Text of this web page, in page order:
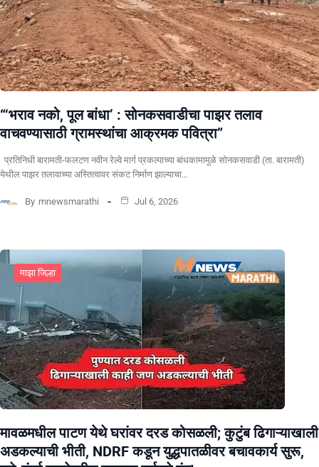
“‘भराव नको, पूल बांधा’ : सोनकसवाडीचा पाझर तलाव
वाचवण्यासाठी ग्रामस्थांचा आक्रमक पवित्रा”
प्रतिनिधी बारामती-फलटण नवीन रेल्वे मार्ग प्रकल्पाच्या बांधकामामुळे सोनकसवाडी (ता. बारामती)
येथील पाझर तलावाच्या अस्तित्वावर संकट निर्माण झाल्याचा…
By mnewsmarathi Jul 6, 2026
माझा जिल्हा
मावळमधील पाटण येथे घरांवर दरड कोसळली; कुटुंब ढिगाऱ्याखाली
अडकल्याची भीती, NDRF कडून युद्धपातळीवर बचावकार्य सुरू,